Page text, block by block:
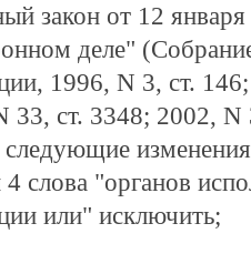
закон от 12
деле" (Собрание
1996, N 3, ст.
33, ст. 3348; 2002, N
4 слова "органов
или" исключить;